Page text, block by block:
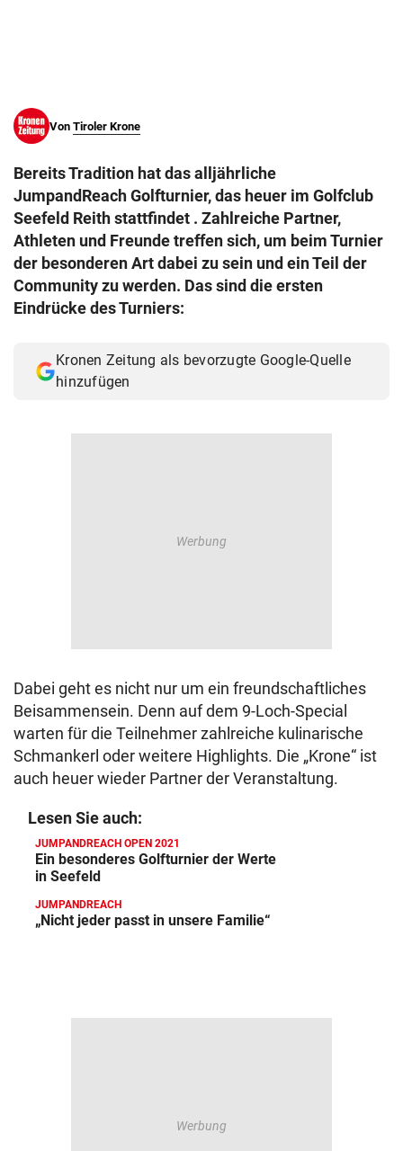
Von Tiroler Krone
Bereits Tradition hat das alljährliche
JumpandReach Golfturnier, das heuer im Golfclub
Seefeld Reith stattfindet . Zahlreiche Partner,
Athleten und Freunde treffen sich, um beim Turnier
der besonderen Art dabei zu sein und ein Teil der
Community zu werden. Das sind die ersten
Eindrücke des Turniers:
Kronen Zeitung als bevorzugte Google-Quelle
hinzufügen
Dabei geht es nicht nur um ein freundschaftliches
Beisammensein. Denn auf dem 9-Loch-Special
warten für die Teilnehmer zahlreiche kulinarische
Schmankerl oder weitere Highlights. Die „Krone“ ist
auch heuer wieder Partner der Veranstaltung.
Lesen Sie auch:
JUMPANDREACH OPEN 2021
Ein besonderes Golfturnier der Werte
in Seefeld
JUMPANDREACH
„Nicht jeder passt in unsere Familie“